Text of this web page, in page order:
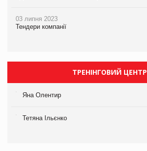
03 липня 2023
Тендери компанії
ТРЕНІНГОВИЙ ЦЕНТР
Яна Олентир
Тетяна Ільєнко